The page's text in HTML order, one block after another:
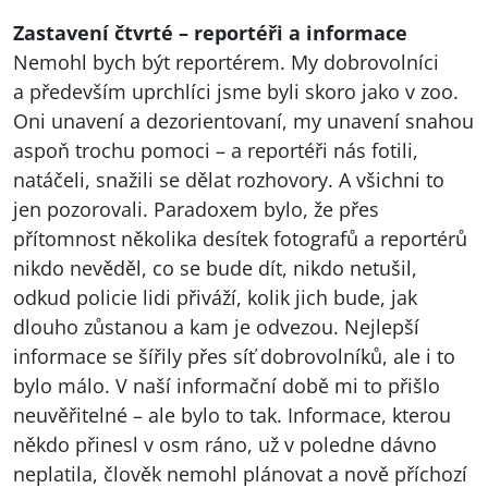
Zastavení čtvrté – reportéři a informace
Nemohl bych být reportérem. My dobrovolníci
a především uprchlíci jsme byli skoro jako v zoo.
Oni unavení a dezorientovaní, my unavení snahou
aspoň trochu pomoci – a reportéři nás fotili,
natáčeli, snažili se dělat rozhovory. A všichni to
jen pozorovali. Paradoxem bylo, že přes
přítomnost několika desítek fotografů a reportérů
nikdo nevěděl, co se bude dít, nikdo netušil,
odkud policie lidi přiváží, kolik jich bude, jak
dlouho zůstanou a kam je odvezou. Nejlepší
informace se šířily přes síť dobrovolníků, ale i to
bylo málo. V naší informační době mi to přišlo
neuvěřitelné – ale bylo to tak. Informace, kterou
někdo přinesl v osm ráno, už v poledne dávno
neplatila, člověk nemohl plánovat a nově příchozí